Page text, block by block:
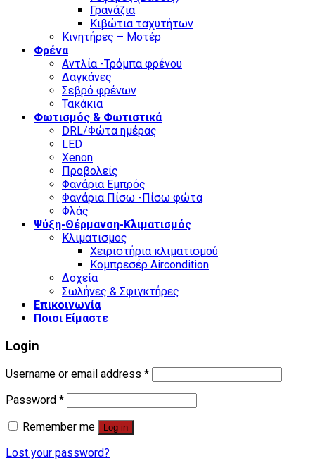
Γρανάζια
Κιβώτια ταχυτήτων
Κινητήρες – Μοτέρ
Φρένα
Αντλία -Τρόμπα φρένου
Δαγκάνες
Σεβρό φρένων
Τακάκια
Φωτισμός & Φωτιστικά
DRL/Φώτα ημέρας
LED
Xenon
Προβολείς
Φανάρια Εμπρός
Φανάρια Πίσω -Πίσω φώτα
Φλάς
Ψύξη-Θέρμανση-Κλιματισμός
Κλιματισμος
Χειριστήρια κλιματισμού
Κομπρεσέρ Aircondition
Δοχεία
Σωλήνες & Σφιγκτήρες
Επικοινωνία
Ποιοι Είμαστε
Login
Username or email address *
Password *
Remember me
Log in
Lost your password?